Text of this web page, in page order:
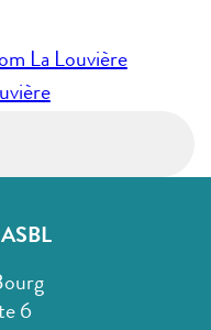
La Louvière
6